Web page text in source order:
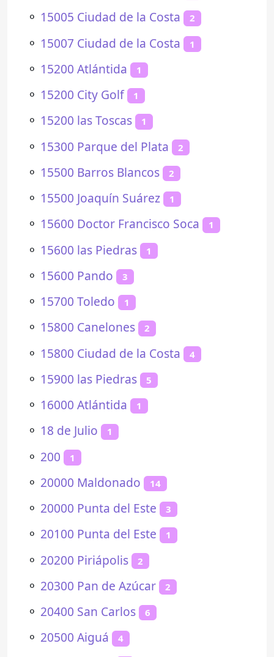
⚬ 15005 Ciudad de la Costa 2
⚬ 15007 Ciudad de la Costa 1
⚬ 15200 Atlántida 1
⚬ 15200 City Golf 1
⚬ 15200 las Toscas 1
⚬ 15300 Parque del Plata 2
⚬ 15500 Barros Blancos 2
⚬ 15500 Joaquín Suárez 1
⚬ 15600 Doctor Francisco Soca 1
⚬ 15600 las Piedras 1
⚬ 15600 Pando 3
⚬ 15700 Toledo 1
⚬ 15800 Canelones 2
⚬ 15800 Ciudad de la Costa 4
⚬ 15900 las Piedras 5
⚬ 16000 Atlántida 1
⚬ 18 de Julio 1
⚬ 200 1
⚬ 20000 Maldonado 14
⚬ 20000 Punta del Este 3
⚬ 20100 Punta del Este 1
⚬ 20200 Piriápolis 2
⚬ 20300 Pan de Azúcar 2
⚬ 20400 San Carlos 6
⚬ 20500 Aiguá 4